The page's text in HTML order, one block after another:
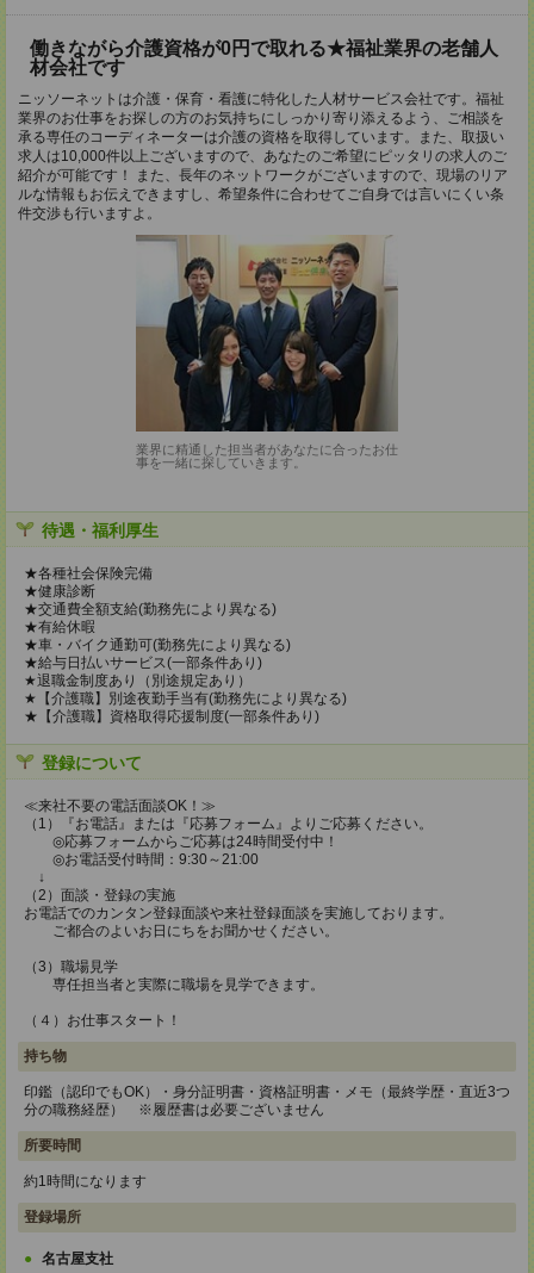
働きながら介護資格が0円で取れる★福祉業界の老舗人
材会社です
ニッソーネットは介護・保育・看護に特化した人材サービス会社です。福祉
業界のお仕事をお探しの方のお気持ちにしっかり寄り添えるよう、ご相談を
承る専任のコーディネーターは介護の資格を取得しています。また、取扱い
求人は10,000件以上ございますので、あなたのご希望にピッタリの求人のご
紹介が可能です！ また、長年のネットワークがございますので、現場のリア
ルな情報もお伝えできますし、希望条件に合わせてご自身では言いにくい条
件交渉も行いますよ。
業界に精通した担当者があなたに合ったお仕
事を一緒に探していきます。
待遇・福利厚生
★各種社会保険完備
★健康診断
★交通費全額支給(勤務先により異なる)
★有給休暇
★車・バイク通勤可(勤務先により異なる)
★給与日払いサービス(一部条件あり)
★退職金制度あり（別途規定あり）
★【介護職】別途夜勤手当有(勤務先により異なる)
★【介護職】資格取得応援制度(一部条件あり)
登録について
≪来社不要の電話面談OK！≫
（1）『お電話』または『応募フォーム』よりご応募ください。
◎応募フォームからご応募は24時間受付中！
◎お電話受付時間：9:30～21:00
↓
（2）面談・登録の実施
お電話でのカンタン登録面談や来社登録面談を実施しております。
ご都合のよいお日にちをお聞かせください。
（3）職場見学
専任担当者と実際に職場を見学できます。
（４）お仕事スタート！
持ち物
印鑑（認印でもOK）・身分証明書・資格証明書・メモ（最終学歴・直近3つ
分の職務経歴） ※履歴書は必要ございません
所要時間
約1時間になります
登録場所
名古屋支社